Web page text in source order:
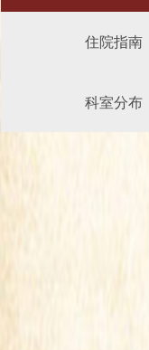
住院指南
科室分布